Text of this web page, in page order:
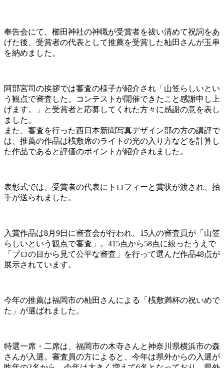
奉告会にて、櫛田神社の神職が受賞者を祓い清めて祝詞をあ
げた後、受賞者の代表として推薦を受賞した杣田さんが玉串
を納めました。
阿部宮司の挨拶では審査の様子が紹介され「山笠らしいとい
う観点で審査した。コンテストが開催できたこと感謝申し上
げます。」と受賞者と応募してくれた方々に感謝の意を表し
ました。
また、審査を行った西日本新聞写真デザイン部の方の講評で
は、推薦の作品は桟敷席のライトの光の入り方などを計算し
た作品であると評価のポイントが紹介されました。
表彰式では、受賞者の代表にトロフィーと賞状が渡され、拍
手が送られました。
入賞作品は8月9日に審査会が行われ、15人の審査員が「山笠
らしいという観点で審査」。415点から58点に絞ったうえで
「プロの目から見て公平な審査」を行って選んだ作品48点が
展示されています。
今年の推薦は福岡市の杣田さんによる「桟敷満杯の祝いめで
た」が選ばれました。
特選一席・二席は、福岡市の木寺さんと神奈川県横浜市の森
さんが入選。審査員の方によると、今年は県外からの入選が